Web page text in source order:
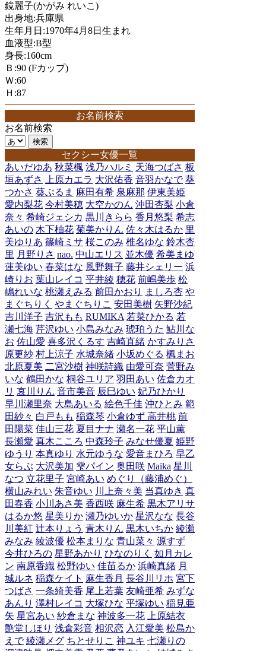
鏡麗子(かがみ れいこ)
出身地:兵庫県
生年月日:1970年4月8日生まれ
血液型:B型
身長:160cm
Ｂ:90 (Fカップ)
Ｗ:60
Ｈ:87
お名前検索
お名前検索
セクシー女優一覧
あいだゆあ 秋菜楓 浅乃ハルミ 天海つばさ 板
垣あずさ
上原カエラ 大沢佑香 音羽かなで 葵
つかさ 葵ぶるま 麻田有希 泉麻那 伊東美姫
愛内梨花 今村美穂 大空かのん 沖田杏梨 小倉
奈々 希崎ジェシカ 黒川きらら 香月悠梨 希志
あいの 木下柚花 菊美かりん 佐々木はるか 里
美ゆりあ 篠崎ミサ 桜このみ 椎名ゆな 鈴木杏
里 月野りさ nao. 中山エリス 並木優 希美まゆ
蓮美ゆい 春菜はな 風野舞子 藤井シェリー 浜
崎りお 葉山レイコ 平井綾 穂花 前嶋美歩 松
嶋れいな 桃瀬えみる 前田かおり ましろ杏 や
まぐちりく やまぐちりこ 安田美樹 矢野沙紀
吉川洋子 吉沢もも RUMIKA 若菜ひかる 若
瀬七海 芹沢ゆい 小島みなみ 琥珀うた 鮎川な
お 佐山愛 喜多沢くるす 吉崎直緒 かすみりさ
原更紗 村上涼子 水城奈緒 小坂めぐる 楓まお
北原夏美 二宮沙樹 神咲詩織 由愛可奈 菅野み
いな 鶴田かな 桐谷ユリア 羽田あい 佐倉カオ
リ 哀川りん 音市美音 辰巳ゆい 妃乃ひかり
早川瀬里奈 大島あいる 絵色千佳 沖ひとみ 範
田紗々 白戸もも 稲森琴 小倉ゆず 高井桃 前
田陽菜 佳山三花 夏目ナナ 瀬名一花 平山薫
長瀬愛 真木こころ 中森玲子 みなせ優夏 姫野
ゆうり 本真ゆり 水元ゆうな 愛音まひろ 早乙
女らぶ 大沢美加 雫パイン 奥田咲 Maika 星川
なつ 立花里子 宮崎あい めぐり（藤浦めぐ）
横山みれい 朱音ゆい 川上奈々美 当真ゆき 真
田春香 小川あさ美 香西咲 麻生希 黒木アリサ
はるか悠 星美りか 瀬乃ゆいか 星沢なな 長谷
川美紅 辻本りょう 青木りん 黒木いちか 綾瀬
みなみ 綾波優 松本まりな 青山菜々 源すず
今井ひろの 星野あかり ひなのりく 如月カレ
ン 南原香織 松野ゆい 佳苗るか 浜崎真緒 月
城ルネ 稲森ケイト 麻生香月 長谷川リホ 宮下
つばさ 一条綺美香 尾上若葉 友崎亜希 みずな
あんり 澤村レイコ 大塚ひな 平塚ゆい 稲見亜
矢 星宮あい 紗倉まな 神波多一花
上原結衣
艶堂しほり 浅倉彩音 相沢恋 入江愛美 松島か
えで 綾瀬メグ ちとせりこ 神ユキ 七瀬りの